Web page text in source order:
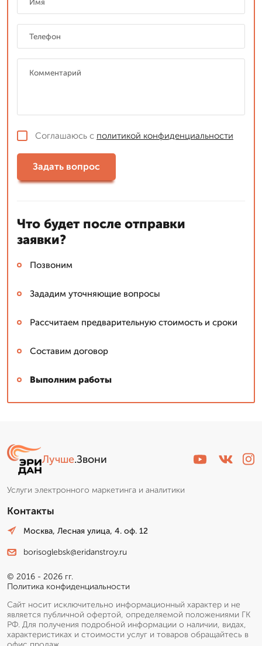
Соглашаюсь с политикой конфиденциальности
Задать вопрос
Что будет после отправки
заявки?
Позвоним
Зададим уточняющие вопросы
Рассчитаем предварительную стоимость и сроки
Составим договор
Выполним работы
Лучше.Звони
Услуги электронного маркетинга и аналитики
Контакты
Москва, Лесная улица, 4. оф. 12
borisoglebsk@eridanstroy.ru
© 2016 - 2026 гг.
Политика конфиденциальности
Сайт носит исключительно информационный характер и не
является публичной офертой, определяемой положениями ГК
РФ. Для получения подробной информации о наличии, видах,
характеристиках и стоимости услуг и товаров обращайтесь в